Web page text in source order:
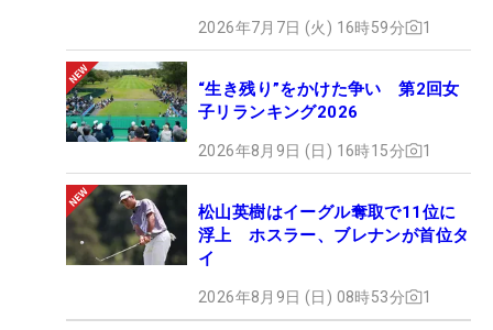
2026年7月7日 (火) 16時59分 1
“生き残り”をかけた争い 第2回女
子リランキング2026
2026年8月9日 (日) 16時15分 1
松山英樹はイーグル奪取で11位に
浮上 ホスラー、ブレナンが首位タ
イ
2026年8月9日 (日) 08時53分 1